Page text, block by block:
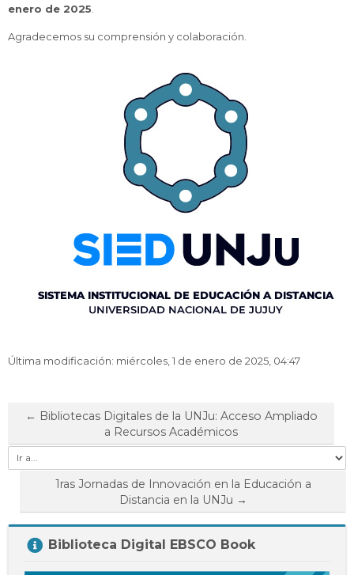
enero de 2025
Agradecemos su comprensión y colaboración.
Última modificación: miércoles, 1 de enero de 2025, 04:47
← Bibliotecas Digitales de la UNJu: Acceso Ampliado
a Recursos Académicos
1ras Jornadas de Innovación en la Educación a
Distancia en la UNJu →
Biblioteca
Biblioteca Digital EBSCO Book